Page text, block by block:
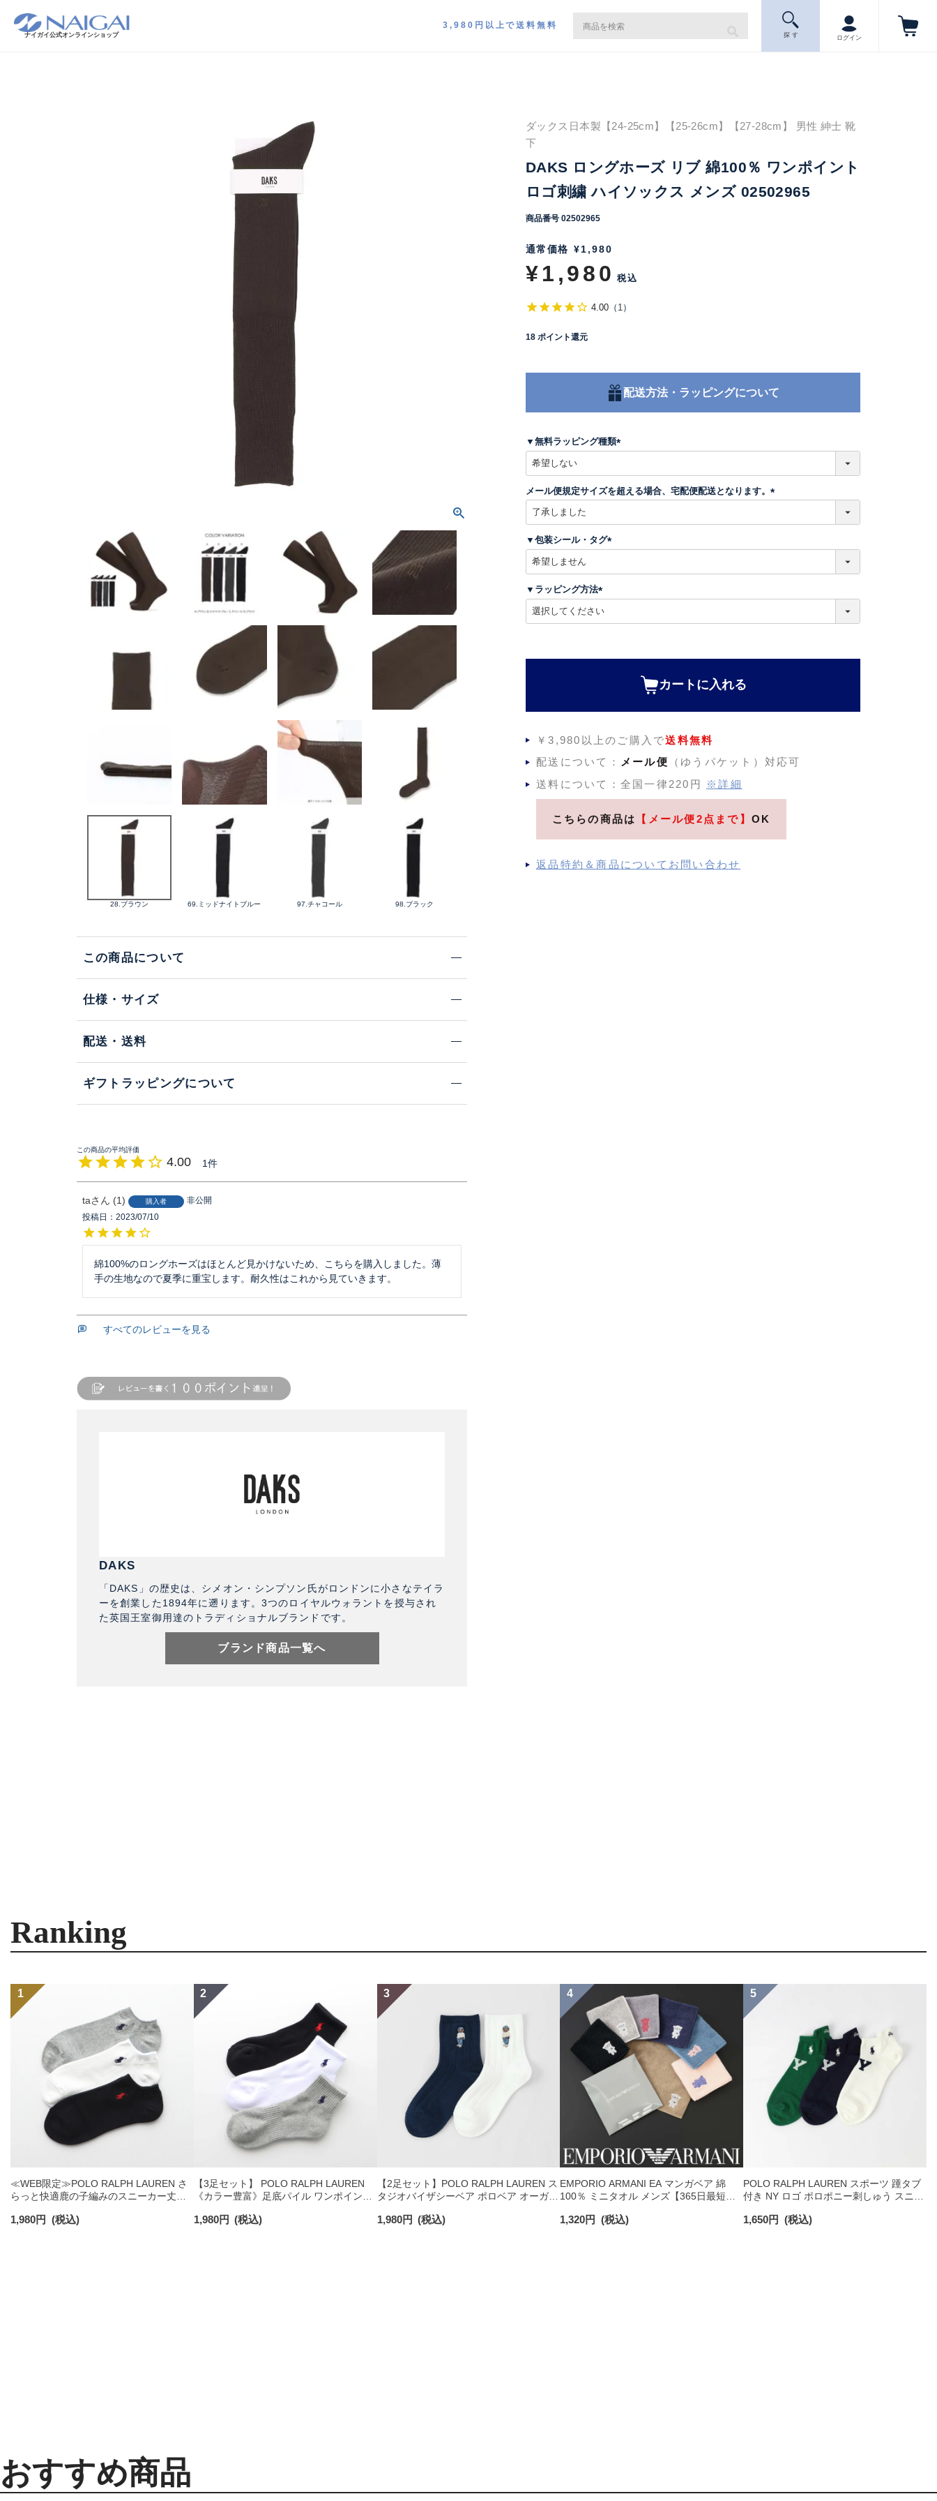
ナイガイ公式オンラインショップ
3,980円以上で送料無料
探 す ログイン
28.ブラウン 69.ミッドナイトブルー 97.チャコール 98.ブラック
この商品について
仕様・サイズ
配送・送料
ギフトラッピングについて
4.00 1
ta 1 購入者
非公開
投稿日
2023/07/10
綿100%のロングホーズはほとんど見かけないため、こちらを購入しました。薄
手の生地なので夏季に重宝します。耐久性はこれから見ていきます。
すべてのレビューを見る
DAKS
「DAKS」の歴史は、シメオン・シンプソン氏がロンドンに小さなテイラ
ーを創業した1894年に遡ります。3つのロイヤルウォラントを授与され
た英国王室御用達のトラディショナルブランドです。
ブランド商品一覧へ
ダックス日本製【24-25cm】【25-26cm】【27-28cm】 男性 紳士 靴
下
DAKS ロングホーズ リブ 綿100％ ワンポイント
ロゴ刺繍 ハイソックス メンズ 02502965
商品番号 02502965
通常価格 ¥1,980
¥1,980 税込
4.00 （ 1）
18 ポイント還元
配送方法・ラッピングについて
▼無料ラッピング種類
須
)
メール便規定サイズを超える場合、宅配便配送となります。
)
▼包装シール・タグ
)
▼ラッピング方法
カートに入れる
￥3,980以上のご購入で送料無料
配送について： メール便
（ゆうパケット）対応可
送料について：全国一律220円
※詳細
こちらの商品は 【メール便2点まで】 OK
返品特約＆商品についてお問い合わせ
Ranking
≪WEB限定≫POLO RALPH LAUREN さ
らっと快適鹿の子編みのスニーカー丈ソ
ズ レディース 92022800
1,980円 (税込)
【3足セット】 POLO RALPH LAUREN
《カラー豊富》足底パイル ワンポイント
ンズ 92009604
1,980円 (税込)
【2足セット】POLO RALPH LAUREN ス
タジオバイザシーベア ポロベア オーガニ
ンズ レディース 92009650
1,980円 (税込)
EMPORIO ARMANI EA マンガベア 綿
100％ ミニタオル メンズ【365日最短翌
1,320円 (税込)
POLO RALPH LAUREN スポーツ 踵タブ
付き NY ロゴ ポロポニー刺しゅう スニー
ソックス 02022328
1,650円 (税込)
おすすめ商品